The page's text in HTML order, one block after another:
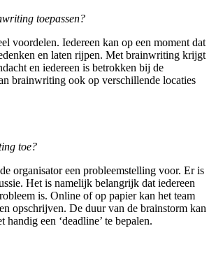
toepassen?
voordelen. Iedereen kan op een moment dat
en laten rijpen. Met brainwriting krijgt
en iedereen is betrokken bij de
brainwriting ook op verschillende locaties
toe?
organisator een probleemstelling voor. Er is
Het is namelijk belangrijk dat iedereen
is. Online of op papier kan het team
opschrijven. De duur van de brainstorm kan
handig een ‘deadline’ te bepalen.